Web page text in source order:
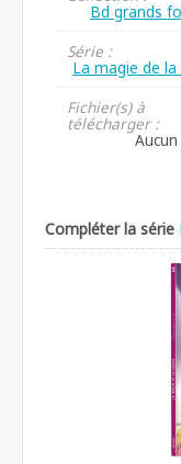
Bd grands
Série :
La magie de la
Fichier(s) à
télécharger :
Compléter la série